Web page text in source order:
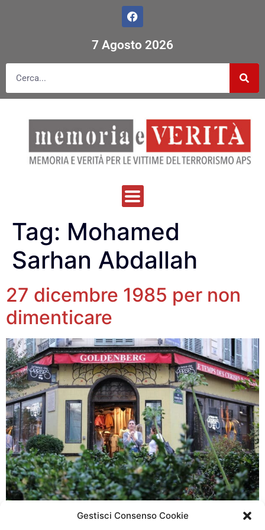
Gestisci Consenso Cookie
7 Agosto 2026
Tag: Mohamed
Sarhan Abdallah
27 dicembre 1985 per non
dimenticare
Ecco alcune riflessioni di Giordana Terracina, che da